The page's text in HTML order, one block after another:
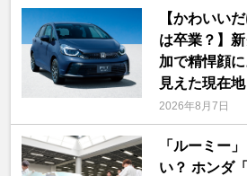
【かわいい
は卒業？】
加で精悍顔
見えた現在地
2026年8月7日
「ルーミー
い？ ホンダ